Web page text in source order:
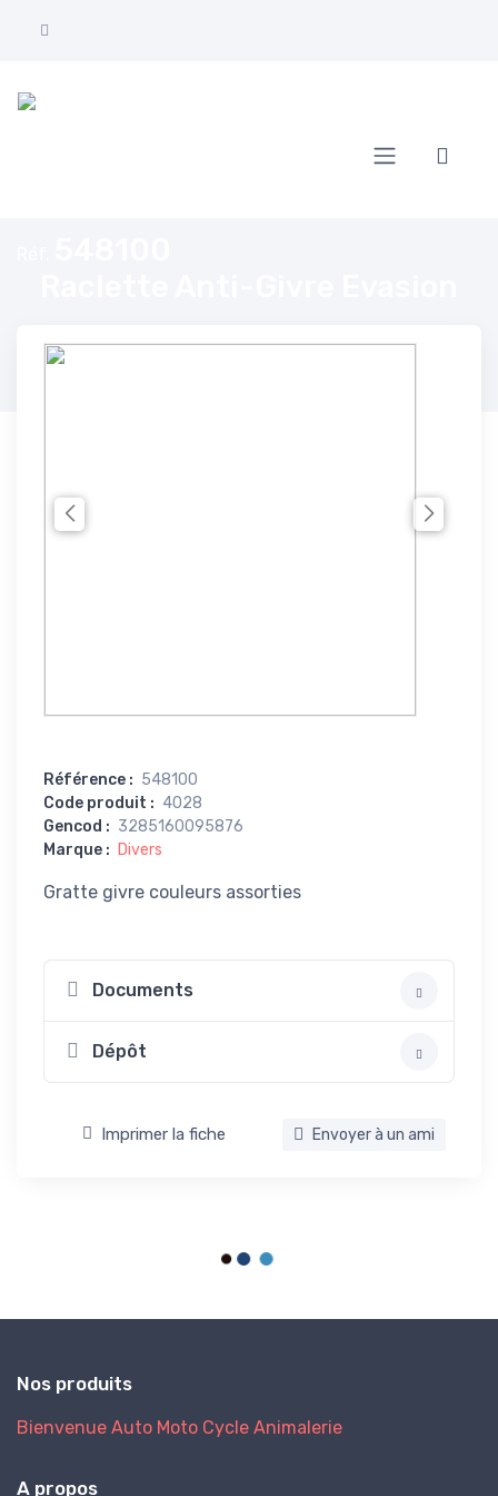
Référence : 548100
Code produit : 4028
Gencod : 3285160095876
Marque : Divers
Gratte givre couleurs assorties
Documents
Dépôt
Imprimer la fiche Envoyer à un ami
Nos produits
Bienvenue Auto Moto Cycle Animalerie
A propos